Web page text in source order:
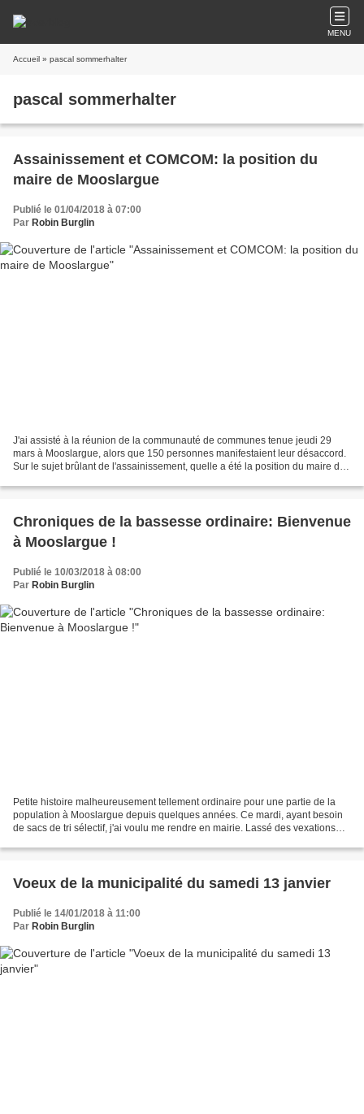
MENU
Accueil » pascal sommerhalter
pascal sommerhalter
Assainissement et COMCOM: la position du
maire de Mooslargue
Publié le 01/04/2018 à 07:00
Par Robin Burglin
J'ai assisté à la réunion de la communauté de communes tenue jeudi 29
mars à Mooslargue, alors que 150 personnes manifestaient leur désaccord.
Sur le sujet brûlant de l'assainissement, quelle a été la position du maire de
Chroniques de la bassesse ordinaire: Bienvenue
à Mooslargue !
Publié le 10/03/2018 à 08:00
Par Robin Burglin
Petite histoire malheureusement tellement ordinaire pour une partie de la
population à Mooslargue depuis quelques années. Ce mardi, ayant besoin
de sacs de tri sélectif, j'ai voulu me rendre en mairie. Lassé des vexations
Voeux de la municipalité du samedi 13 janvier
Publié le 14/01/2018 à 11:00
Par Robin Burglin